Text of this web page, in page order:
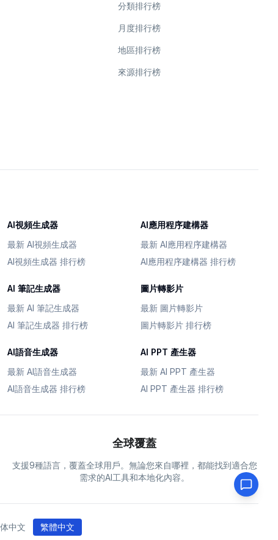
分類排行榜
月度排行榜
地區排行榜
來源排行榜
AI視頻生成器
最新 AI視頻生成器
AI視頻生成器 排行榜
AI應用程序建構器
最新 AI應用程序建構器
AI應用程序建構器 排行榜
AI 筆記生成器
最新 AI 筆記生成器
AI 筆記生成器 排行榜
圖片轉影片
最新 圖片轉影片
圖片轉影片 排行榜
AI語音生成器
最新 AI語音生成器
AI語音生成器 排行榜
AI PPT 產生器
最新 AI PPT 產生器
AI PPT 產生器 排行榜
全球覆蓋
支援9種語言，覆蓋全球用戶。無論您來自哪裡，都能找到適合您
需求的AI工具和本地化內容。
中文 繁體中文